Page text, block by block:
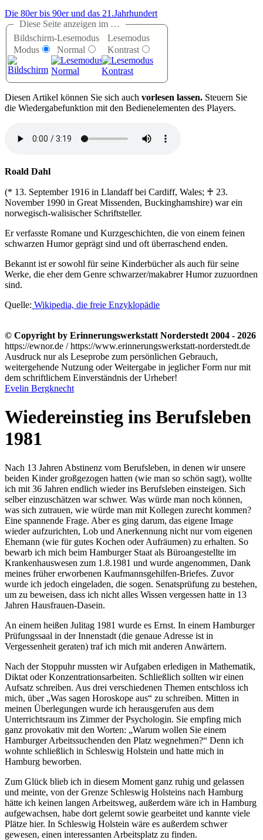
Die 80er bis 90er und das 21.Jahrhundert
Diese Seite anzeigen im …
Bildschirm-
Modus
Lesemodus
Normal
Lesemodus
Kontrast
Diesen Artikel können Sie sich auch vorlesen lassen. Steuern Sie
die Wiedergabefunktion mit den Bedienelementen des Players.
Roald Dahl
(* 13. September 1916 in Llandaff bei Cardiff, Wales; ♰ 23.
November 1990 in Great Missenden, Buckinghamshire) war ein
norwegisch-walisischer Schriftsteller.
Er verfasste Romane und Kurzgeschichten, die von einem feinen
schwarzen Humor geprägt sind und oft überraschend enden.
Bekannt ist er sowohl für seine Kinderbücher als auch für seine
Werke, die eher dem Genre schwarzer/makabrer Humor zuzuordnen
sind.
Quelle: Wikipedia, die freie Enzyklopädie
© Copyright by Erinnerungswerkstatt Norderstedt 2004 - 2026
https://ewnor.de / https://www.erinnerungswerkstatt-norderstedt.de
Ausdruck nur als Leseprobe zum persönlichen Gebrauch,
weitergehende Nutzung oder Weitergabe in jeglicher Form nur mit
dem schriftlichem Einverständnis der Urheber!
Evelin Bergknecht
Wiedereinstieg ins Berufsleben
1981
Nach 13 Jahren Abstinenz vom Berufsleben, in denen wir unsere
beiden Kinder großgezogen hatten (wie man so schön sagt), wollte
ich mit 36 Jahren endlich wieder ins Berufsleben einsteigen. Sich
selber einzuschätzen war schwer. Was würde man noch können,
was sich zutrauen, wie würde man mit Kollegen zurecht kommen?
Eine spannende Frage. Aber es ging darum, das eigene Image
wieder aufzurichten, Lob und Anerkennung nicht nur vom eigenen
Ehemann (wie für gutes Kochen oder Aufräumen) zu erhalten. So
bewarb ich mich beim Hamburger Staat als Büroangestellte im
Krankenhauswesen zum 1.8.1981 und wurde angenommen, Dank
meines früher erworbenen Kaufmannsgehilfen-Briefes. Zuvor
wurde ich jedoch eingeladen, die sogen. Senatsprüfung zu bestehen,
um zu beweisen, dass ich nicht alles Wissen vergessen hatte in 13
Jahren Hausfrauen-Dasein.
An einem heißen Julitag 1981 wurde es Ernst. In einem Hamburger
Prüfungssaal in der Innenstadt (die genaue Adresse ist in
Vergessenheit geraten) traf ich mich mit anderen Anwärtern.
Nach der Stoppuhr mussten wir Aufgaben erledigen in Mathematik,
Diktat oder Konzentrationsarbeiten. Schließlich sollten wir einen
Aufsatz schreiben. Aus drei verschiedenen Themen entschloss ich
mich, über Was sagen Horoskope aus
zu schreiben. Mitten in
meinen Überlegungen wurde ich herausgerufen aus dem
Unterrichtsraum ins Zimmer der Psychologin. Sie empfing mich
ganz provokativ mit den Worten:
Warum wollen Sie einem
Hamburger Arbeitssuchenden den Platz wegnehmen?
Denn ich
wohnte schließlich in Schleswig Holstein und hatte mich in
Hamburg beworben.
Zum Glück blieb ich in diesem Moment ganz ruhig und gelassen
und meinte, von der Grenze Schleswig Holsteins nach Hamburg
hätte ich keinen langen Arbeitsweg, außerdem wäre ich in Hamburg
aufgewachsen, habe dort gelernt sowie gearbeitet und kannte viele
Plätze hier. In Schleswig Holstein wäre es außerdem schwer
gewesen, einen interessanten Arbeitsplatz zu finden.